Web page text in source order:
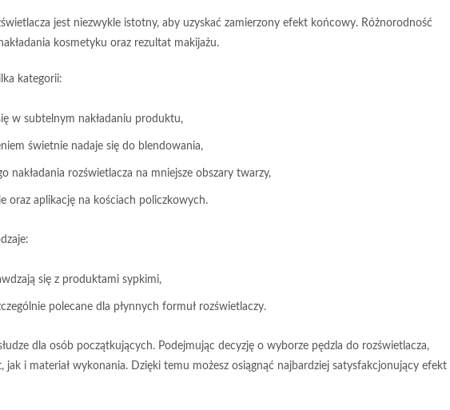
jest niezwykle istotny, aby uzyskać zamierzony efekt końcowy. Różnorodność
kosmetyku oraz rezultat makijażu.
kategorii:
w subtelnym nakładaniu produktu,
świetnie nadaje się do blendowania,
nakładania rozświetlacza na mniejsze obszary twarzy,
oraz aplikację na kościach policzkowych.
się z produktami sypkimi,
polecane dla płynnych formuł rozświetlaczy.
dla osób początkujących. Podejmując decyzję o wyborze pędzla do rozświetlacza,
i materiał wykonania. Dzięki temu możesz osiągnąć najbardziej satysfakcjonujący efekt